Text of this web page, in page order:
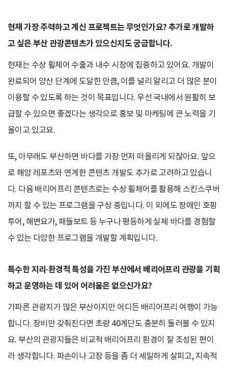
현재 가장 주력하고 계신 프로젝트는 무엇인가요? 추가로 개발하
고 싶은 부산 관광콘텐츠가 있으신지도 궁금합니다.
현재는 수상 휠체어 수출과 내수 시장에 집중하고 있어요. 개발이
완료되어 양산 단계에 도달한 만큼, 이를 널리 알리고 더 많은 분이
이용할 수 있도록 하는 것이 목표입니다. 우선 국내에서 원활히 보
급할 수 있으면 좋겠다는 생각으로 홍보 및 마케팅에 큰 노력을 기
울이고 있고요.
또, 아무래도 부산하면 바다를 가장 먼저 떠올리게 되잖아요. 앞으
로 해양 레포츠와 연계한 콘텐츠 개발도 추가로 고려하고 있습니
다. 다음 배리어프리 콘텐츠로는 수상 휠체어를 활용해 스킨스쿠버
까지 할 수 있는 프로그램을 구상 중입니다. 이 외에도 장애인 호핑
투어, 해변요가, 패들보트 등 누구나 평등하게 실제 바다를 경험할
수 있는 다양한 프로그램을 개발할 계획입니다.
특수한 지리·환경적 특성을 가진 부산에서 배리어프리 관광을 기획
하고 운영하는 데 있어 어려움은 없으신가요?
가파른 관광지가 많은 부산이지만 어디든 배리어프리 여행이 가능
합니다. 장비만 갖춰진다면 초량 40계단도 충분히 둘러볼 수 있지
요. 부산의 관광지들은 비교적 배리어프리 환경이 잘 조성된 편이
라 생각합니다. 파손이나 고장 등을 좀 더 세밀하게 살피고, 지속적